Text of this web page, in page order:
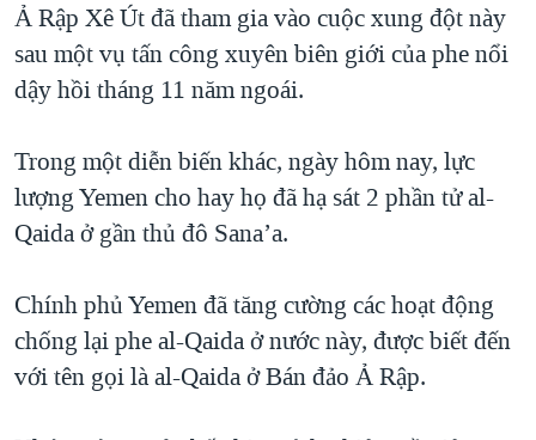
Ả Rập Xê Út đã tham gia vào cuộc xung đột này
sau một vụ tấn công xuyên biên giới của phe nổi
dậy hồi tháng 11 năm ngoái.
Trong một diễn biến khác, ngày hôm nay, lực
lượng Yemen cho hay họ đã hạ sát 2 phần tử al-
Qaida ở gần thủ đô Sana’a.
Chính phủ Yemen đã tăng cường các hoạt động
chống lại phe al-Qaida ở nước này, được biết đến
với tên gọi là al-Qaida ở Bán đảo Ả Rập.